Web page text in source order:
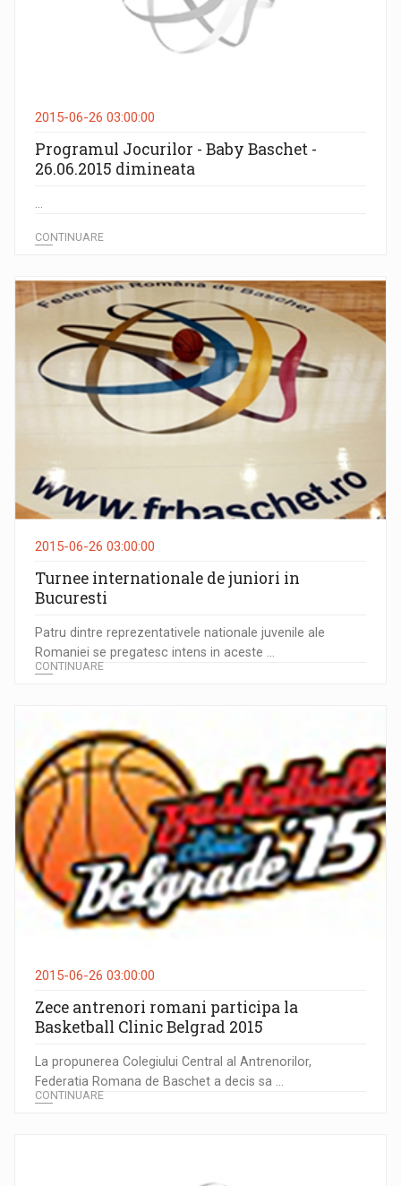
2015-06-26 03:00:00
Programul Jocurilor - Baby Baschet -
26.06.2015 dimineata
CONTINUARE
2015-06-26 03:00:00
Turnee internationale de juniori in
Bucuresti
Patru dintre reprezentativele nationale juvenile ale
Romaniei se pregatesc intens in aceste ...
CONTINUARE
2015-06-26 03:00:00
Zece antrenori romani participa la
Basketball Clinic Belgrad 2015
La propunerea Colegiului Central al Antrenorilor,
Federatia Romana de Baschet a decis sa ...
CONTINUARE